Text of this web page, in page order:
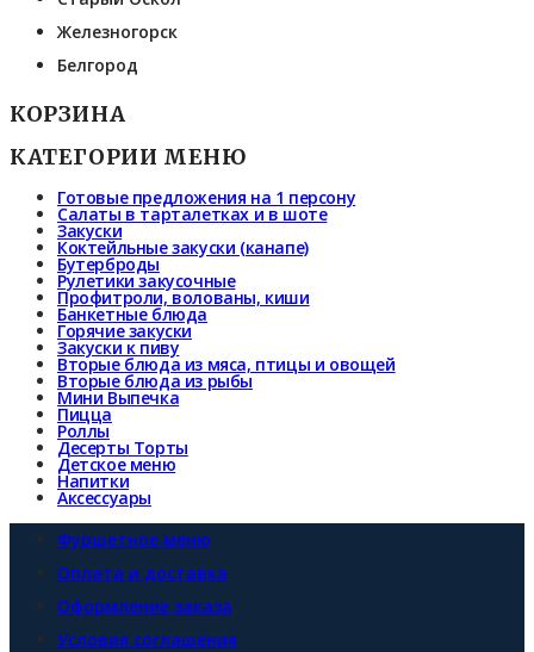
Железногорск
Белгород
КОРЗИНА
КАТЕГОРИИ МЕНЮ
Готовые предложения на 1 персону
Салаты в тарталетках и в шоте
Закуски
Коктейльные закуски (канапе)
Бутерброды
Рулетики закусочные
Профитроли, волованы, киши
Банкетные блюда
Горячие закуски
Закуски к пиву
Вторые блюда из мяса, птицы и овощей
Вторые блюда из рыбы
Мини Выпечка
Пицца
Роллы
Десерты Торты
Детское меню
Напитки
Аксессуары
Фуршетное меню
Оплата и доставка
Оформление заказа
Условия соглашения